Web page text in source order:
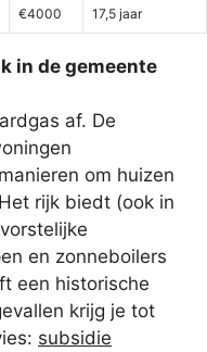
€4000 17,5 jaar
in de gemeente
af. De
om huizen
rijk biedt (ook in
en zonneboilers
een historische
krijg je tot
subsidie